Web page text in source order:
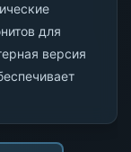
для
версия